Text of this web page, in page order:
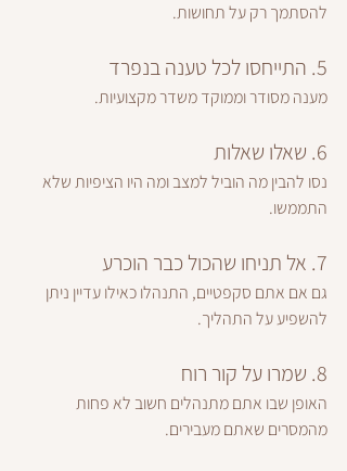
להסתמך רק על תחושות.
5. התייחסו לכל טענה בנפרד
מענה מסודר וממוקד משדר מקצועיות.
6. שאלו שאלות
נסו להבין מה הוביל למצב ומה היו הציפיות שלא
התממשו.
7. אל תניחו שהכול כבר הוכרע
גם אם אתם סקפטיים, התנהלו כאילו עדיין ניתן
להשפיע על התהליך.
8. שמרו על קור רוח
האופן שבו אתם מתנהלים חשוב לא פחות
מהמסרים שאתם מעבירים.